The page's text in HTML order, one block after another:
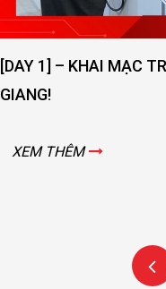
[DAY 1] – KHAI MẠC
GIANG!
XEM THÊM